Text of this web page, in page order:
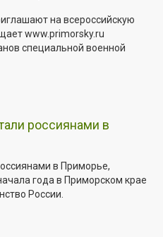
на всероссийскую
www.primorsky.ru
специальной военной
россиянами в
в Приморье,
года в Приморском крае
России.